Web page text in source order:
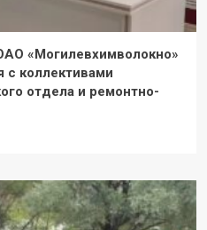
«Могилевхимволокно»
с коллективами
отдела и ремонтно-